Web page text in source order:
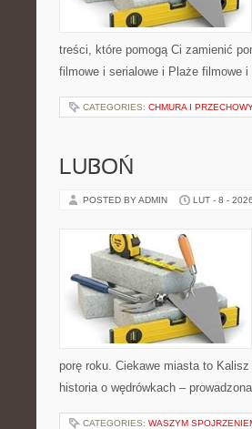
treści, które pomogą Ci zamienić
filmowe i serialowe i Plaże filmowe
CATEGORIES: CHMURA I
LUBOŃ
POSTED BY ADMIN LUT - 8 - 2026
porę roku. Ciekawe miasta to
historia o wędrówkach –
CATEGORIES: WASZYM